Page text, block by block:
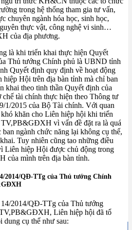
trong hệ thống tham gia tư vấn,
chuyên ngành hóa học, sinh học,
thực vật, công nghệ vi sinh…
của địa phương.
là khi triển khai thực hiện Quyết
Thủ tướng Chính phủ là UBND tỉnh
Quyết định quy định về hoạt động
Hội trên địa bàn tỉnh mà chỉ ban
khai theo tinh thần Quyết định của
tài chính thực hiện theo Thông tư
1/2015 của Bộ Tài chính. Với quan
khăn cho Liên hiệp hội khi triển
vì vấn đề đặt ra là quá
ngành chức năng lại không cụ thể,
Tuy nhiên cũng tao những điều
Liên hiệp Hội được chủ động trong
của mình trên địa bàn tỉnh.
2014/QĐ-TTg của Thủ tướng Chính
2014/QĐ-TTg của Thủ tướng
Liên hiệp hội đã tổ
dung cụ thể như sau: